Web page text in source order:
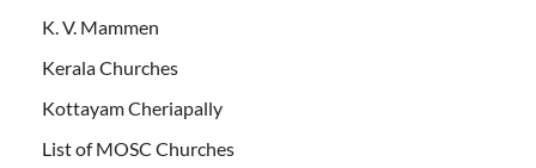
K. V. Mammen
Kerala Churches
Kottayam Cheriapally
List of MOSC Churches